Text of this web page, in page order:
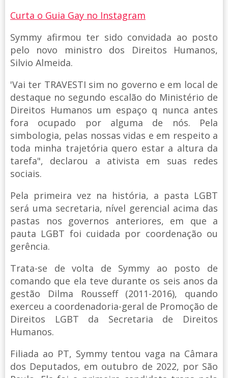
Curta o Guia Gay no Instagram
Symmy afirmou ter sido convidada ao posto
pelo novo ministro dos Direitos Humanos,
Silvio Almeida.
'Vai ter TRAVESTI sim no governo e em local de
destaque no segundo escalão do Ministério de
Direitos Humanos um espaço q nunca antes
fora ocupado por alguma de nós. Pela
simbologia, pelas nossas vidas e em respeito a
toda minha trajetória quero estar a altura da
tarefa", declarou a ativista em suas redes
sociais.
Pela primeira vez na história, a pasta LGBT
será uma secretaria, nível gerencial acima das
pastas nos governos anteriores, em que a
pauta LGBT foi cuidada por coordenação ou
gerência.
Trata-se de volta de Symmy ao posto de
comando que ela teve durante os seis anos da
gestão Dilma Rousseff (2011-2016), quando
exerceu a coordenadoria-geral de Promoção de
Direitos LGBT da Secretaria de Direitos
Humanos.
Filiada ao PT, Symmy tentou vaga na Câmara
dos Deputados, em outubro de 2022, por São